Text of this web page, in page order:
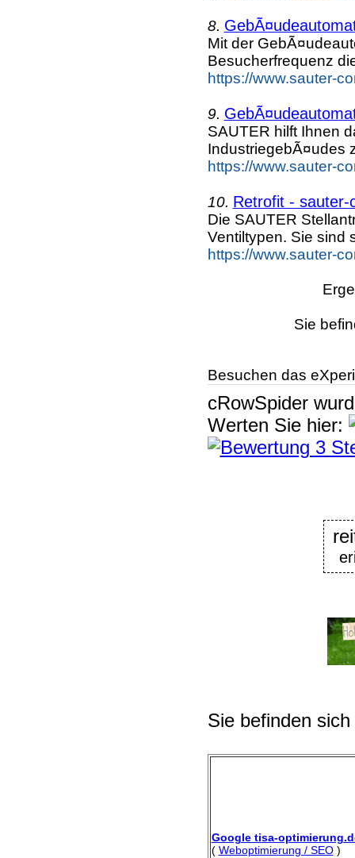
8.
Mit der
Besucherfrequenz
https://www.sauter-
9.
SAUTER hilft Ihnen
IndustriegebÃ¤udes
https://www.sauter-
10. Retrofit - sauter-
Die SAUTER
Ventiltypen. Sie sind
https://www.sauter-
Sie
Besuchen das
cRowSpider
Werten Sie hier:
Sie befinden
Google tisa-
( Weboptimierung / SEO)